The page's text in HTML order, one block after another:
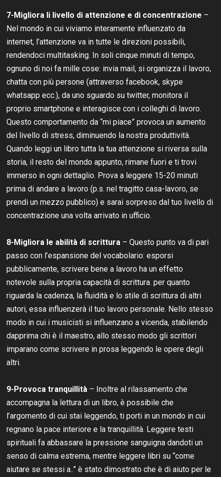
7-Migliora li livello di attenzione e di concentrazione –
Nel mondo in cui viviamo interamente influenzato da
internet, l’attenzione va in tutte le direzioni possibili,
rendendoci multitasking. In soli cinque minuti di tempo,
ognuno di noi fa mille cose: invia mail, si organizza il lavoro,
chatta con più persone (attraverso facebook, skype
whatsapp ecc.), da uno sguardo su twitter, monitora il
proprio smartphone e interagisce con i colleghi di lavoro.
Questo comportamento da “mi piace” provoca un aumento
del livello di stress, diminuendo la nostra produttività.
Quando leggi un libro tutta la tua attenzione si riversa sulla
storia, il resto del mondo appunto, rimane fuori e ti trovi
immerso in ogni dettaglio. Prova a leggere 15-20 minuti
prima di andare a lavoro (p.s. nel tragitto casa-lavoro, se
prendi un mezzo pubblico) e sarai sorpreso dal tuo livello di
concentrazione una volta arrivato in ufficio.
8-Migliora le abilità di scrittura – Questo punto va di pari
passo con l’espansione del vocabolario: esporsi
pubblicamente, scrivere bene a lavoro ha un effetto
notevole sulla propria capacità di scrittura. per quanto
riguarda la cadenza, la fluidità e lo stile di scrittura di altri
autori, essa influenzerà il tuo lavoro personale. Nello stesso
modo in cui i musicisti si influenzano a vicenda, stabilendo
dapprima chi è il maestro, allo stesso modo gli scrittori
imparano come scrivere in prosa leggendo le opere degli
altri.
9-Provoca tranquillità – Inoltre al rilassamento che
accompagna la lettura di un libro, è possibile che
l’argomento di cui stai leggendo, ti porti in un mondo in cui
regnano la pace interiore e la tranquillità. Leggere testi
spirituali fa abbassare la pressione sanguigna dandoti un
senso di calma estrema, mentre leggere libri su “come
aiutare se stessi a..” è stato dimostrato che è di aiuto per le